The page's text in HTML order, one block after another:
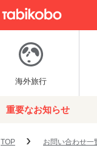
海外旅行
重要なお知らせ
TOP お問い合わせ一